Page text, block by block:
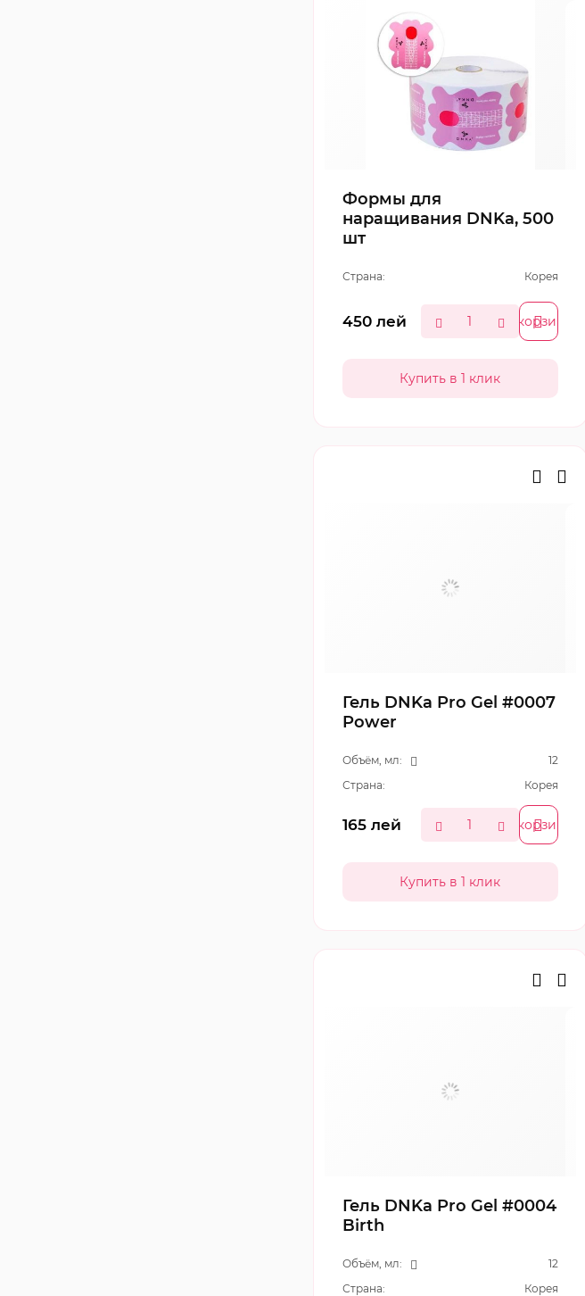
Формы для
наращивания DNKa, 500
шт
Страна: Корея
450 лей В корзину
Гель DNKa Pro Gel #0007
Power
Объём, мл:
12
Страна:
Корея
165 лей В корзину
Гель DNKa Pro Gel #0004
Birth
Объём, мл:
12
Страна:
Корея